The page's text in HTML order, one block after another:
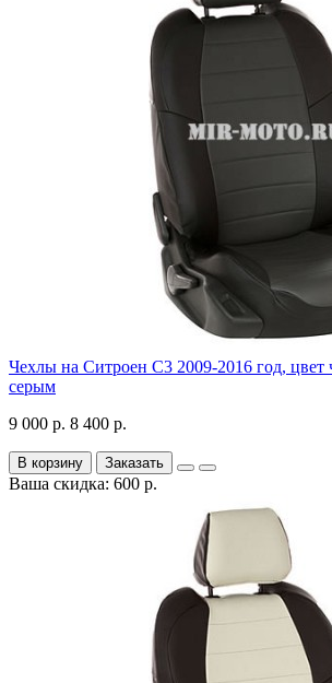
Чехлы на Ситроен С3 2009-2016 год, цвет
серым
9 000 р. 8 400 р.
В корзину Заказать
Ваша скидка: 600 р.